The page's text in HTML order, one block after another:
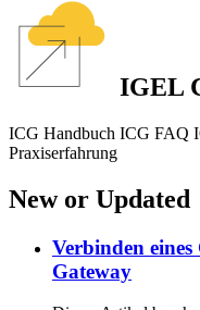
IGEL
ICG Handbuch ICG FAQ
Praxiserfahrung
New or Updated
Verbinden
Gateway